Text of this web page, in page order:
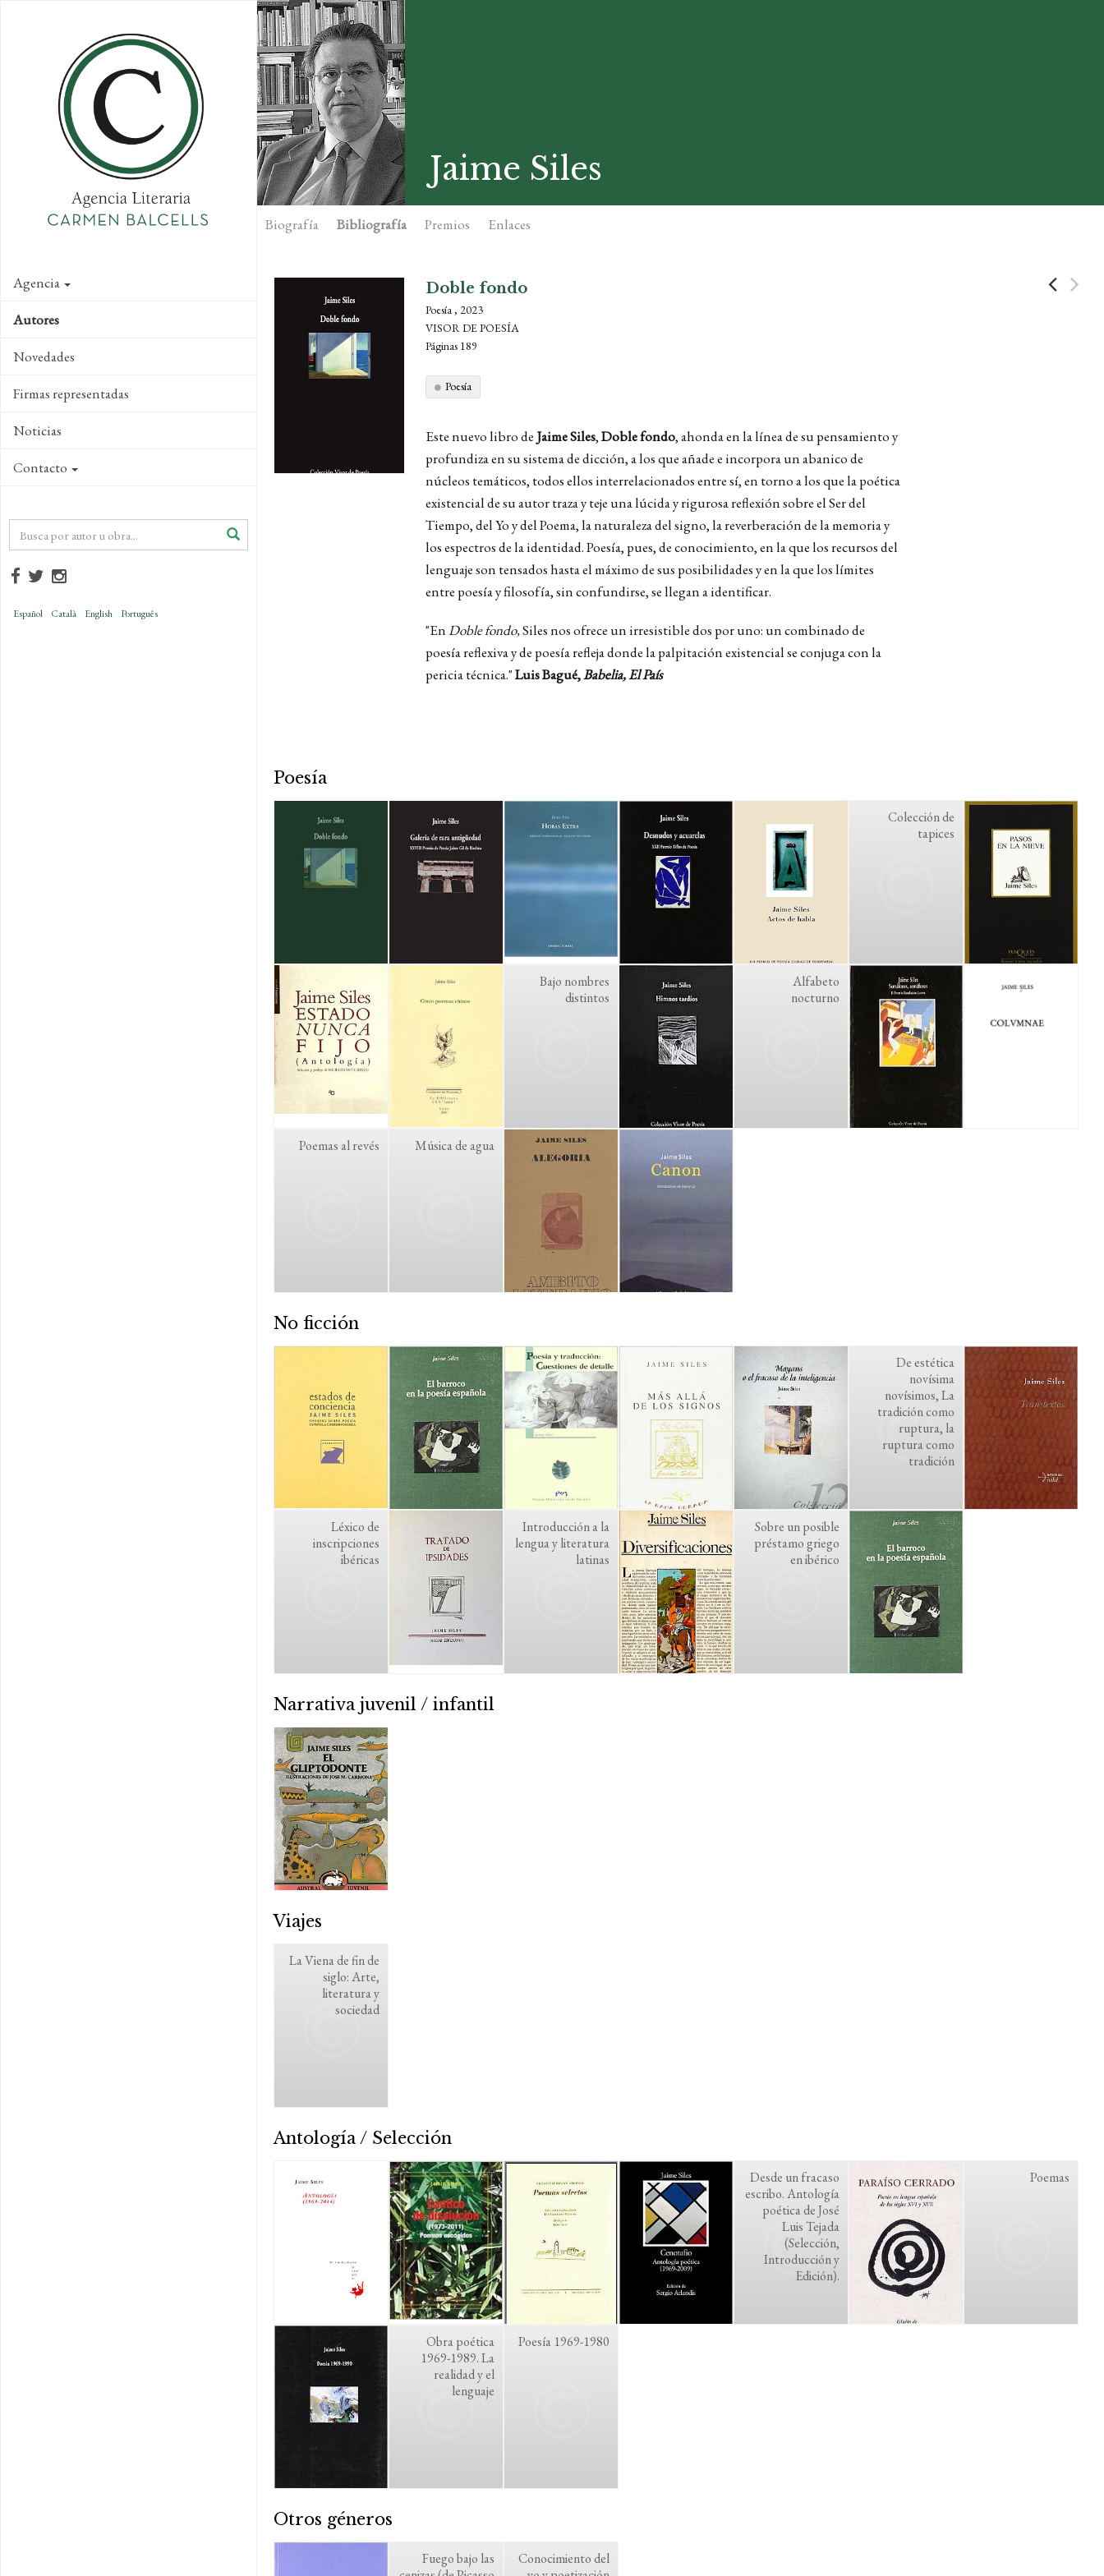
Agencia
Autores
Novedades
Firmas representadas
Noticias
Contacto
Español Català English Português
Jaime Siles
Biografía Bibliografía Premios Enlaces
Doble fondo
Poesía , 2023
VISOR DE POESÍA
Páginas 189
Poesía
Este nuevo libro de Jaime Siles,Doble fondo, ahonda en la línea de su pensamiento y
profundiza en su sistema de dicción, a los que añade e incorpora un abanico de
núcleos temáticos, todos ellos interrelacionados entre sí, en torno a los que la poética
existencial de su autor traza y teje una lúcida y rigurosa reflexión sobre el Ser del
Tiempo, del Yo y del Poema, la naturaleza del signo, la reverberación de la memoria y
los espectros de la identidad. Poesía, pues, de conocimiento, en la que los recursos del
lenguaje son tensados hasta el máximo de sus posibilidades y en la que los límites
entre poesía y filosofía, sin confundirse, se llegan a identificar.
"EnDoble fondo,Siles nos ofrece un irresistible dos por uno: un combinado de
poesía reflexiva y de poesía refleja donde la palpitación existencial se conjuga con la
pericia técnica."Luis Bagué,Babelia, El País
Poesía
Colección de
tapices
Bajo nombres
distintos
Alfabeto
nocturno
Poemas al revés Música de agua
No ficción
De estética
novísima
novísimos, La
tradición como
ruptura, la
ruptura como
tradición
Léxico de
inscripciones
ibéricas
Introducción a la
lengua y literatura
latinas
Sobre un posible
préstamo griego
en ibérico
Narrativa juvenil / infantil
Viajes
La Viena de fin de
siglo: Arte,
literatura y
sociedad
Antología / Selección
Desde un fracaso
escribo. Antología
poética de José
Luis Tejada
(Selección,
Introducción y
Edición).
Poemas
Obra poética
1969-1989. La
realidad y el
lenguaje
Poesía 1969-1980
Otros géneros
Fuego bajo las
Conocimiento del